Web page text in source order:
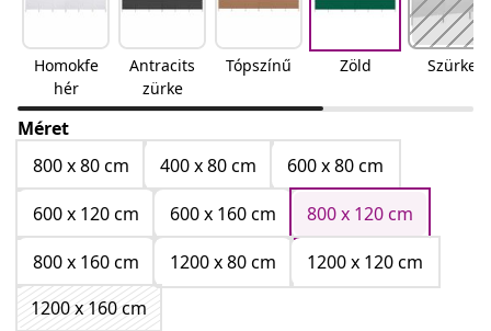
Homokfe
hér
Antracits
zürke
Tópszínű Zöld Szürke
Méret
800 x 80 cm
400 x 80 cm
600 x 80 cm
600 x 120 cm
600 x 160 cm
800 x 120 cm
800 x 160 cm
1200 x 80 cm
1200 x 120 cm
1200 x 160 cm